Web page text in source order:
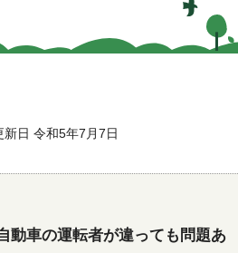
日 令和5年7月7日
動車の運転者が違っても問題あ